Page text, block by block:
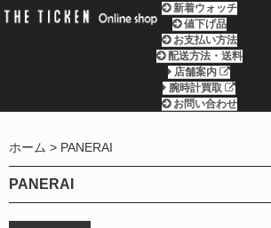
新着ウォッチ
値下げ品
お支払い方法
配送方法・送料
店舗案内
腕時計買取
お問い合わせ
ホーム PANERAI
PANERAI